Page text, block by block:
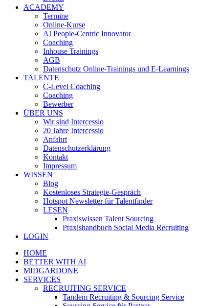
ACADEMY
Termine
Online-Kurse
AI People-Centric Innovator
Coaching
Inhouse Trainings
AGB
Datenschutz Online-Trainings und E-Learnings
TALENTE
C-Level Coaching
Coaching
Bewerber
ÜBER UNS
Wir sind Intercessio
20 Jahre Intercessio
Anfahrt
Datenschutzerklärung
Kontakt
Impressum
WISSEN
Blog
Kostenloses Strategie-Gespräch
Hotspot Newsletter für Talentfinder
LESEN
Praxiswissen Talent Sourcing
Praxishandbuch Social Media Recruiting
LOGIN
HOME
BETTER WITH AI
MIDGARDONE
SERVICES
RECRUITING SERVICE
Tandem Recruiting & Sourcing Service